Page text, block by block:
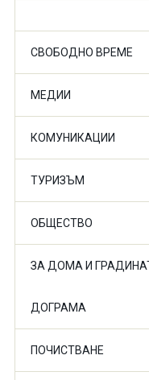
СВОБОДНО ВРЕМЕ
МЕДИИ
КОМУНИКАЦИИ
ТУРИЗЪМ
ОБЩЕСТВО
ЗА ДОМА И
ДОГРАМА
ПОЧИСТВАНЕ